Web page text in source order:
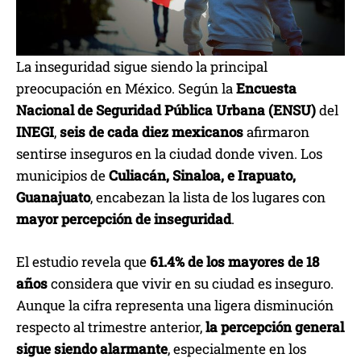
La inseguridad sigue siendo la principal
preocupación en México. Según laEncuesta
Nacional de Seguridad Pública Urbana (ENSU)del
INEGI,seis de cada diez mexicanosafirmaron
sentirse inseguros en la ciudad donde viven. Los
municipios deCuliacán, Sinaloa, e Irapuato,
Guanajuato, encabezan la lista de los lugares con
mayor percepción de inseguridad.
El estudio revela que61.4% de los mayores de 18
añosconsidera que vivir en su ciudad es inseguro.
Aunque la cifra representa una ligera disminución
respecto al trimestre anterior,la percepción general
sigue siendo alarmante, especialmente en los